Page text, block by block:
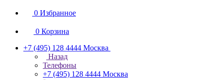
0 Избранное
0 Корзина
+7 (495) 128 4444 Москва
Назад
Телефоны
+7 (495) 128 4444 Москва